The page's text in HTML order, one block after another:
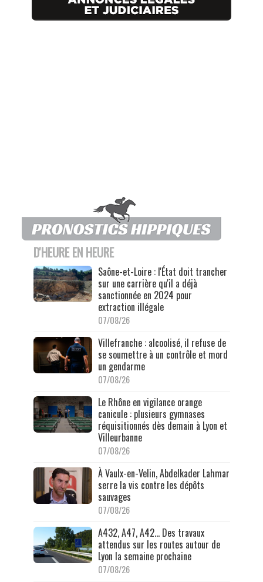
D'HEURE EN HEURE
Saône-et-Loire : l'État doit trancher
sur une carrière qu'il a déjà
sanctionnée en 2024 pour
extraction illégale
07/08/26
Villefranche : alcoolisé, il refuse de
se soumettre à un contrôle et mord
un gendarme
07/08/26
Le Rhône en vigilance orange
canicule : plusieurs gymnases
réquisitionnés dès demain à Lyon et
Villeurbanne
07/08/26
À Vaulx-en-Velin, Abdelkader Lahmar
serre la vis contre les dépôts
sauvages
07/08/26
A432, A47, A42… Des travaux
attendus sur les routes autour de
Lyon la semaine prochaine
07/08/26